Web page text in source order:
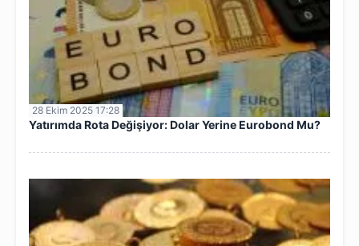
28 Ekim 2025 17:28
Yatırımda Rota Değişiyor: Dolar Yerine Eurobond Mu?